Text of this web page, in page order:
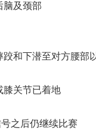
脑及颈部
和下潜至对方腰部
膝关节已着地
之后仍继续比赛